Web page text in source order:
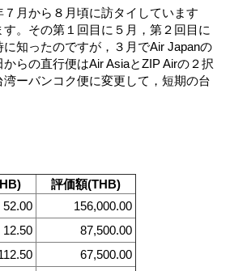
月から８月頃に訪タイしています
。その第１回目に５月，第２回目に
知ったのですが，３月でAir Japanの
らの直行便はAir AsiaとZIP Airの２択
ーバンコク便に変更して，短期の台
評価額(THB)
52.00
156,000.00
12.50
87,500.00
67,500.00